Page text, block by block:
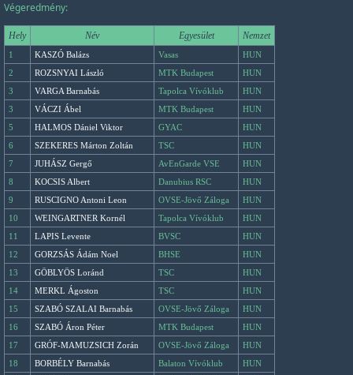
Végeredmény:
Hely Név Egyesület Nemzet
1 KASZÓ Balázs Vasas
HUN
2
ROZSNYAI László MTK Budapest
HUN
3
VARGA Barnabás Tapolca Vívóklub
HUN
3
VÁCZI Ábel MTK Budapest
HUN
5
HALMOS Dániel Viktor GYAC
HUN
6
SZEKERES Márton Zoltán TSC
HUN
7
JUHÁSZ Gergő AvEnGarde VSE
HUN
8
KOCSIS Albert Danubius RSC
HUN
9
RUSCIGNO Antoni Leon OVSE-Jövő Záloga
HUN
10
WEINGARTNER Kornél Tapolca Vívóklub
HUN
11
LAPIS Levente BVSC
HUN
12
GORZSÁS Ádám Noel BHSE
HUN
13
GÖBLYÖS Loránd TSC
HUN
14
MERKL Ágoston TSC
HUN
15
SZABÓ SZALAI Barnabás OVSE-Jövő Záloga
HUN
16
SZABÓ Áron Péter MTK Budapest
HUN
17
GRÓF-MAMUZSICH Zorán OVSE-Jövő Záloga
HUN
18
BORBÉLY Barnabás Balaton Vívóklub
HUN